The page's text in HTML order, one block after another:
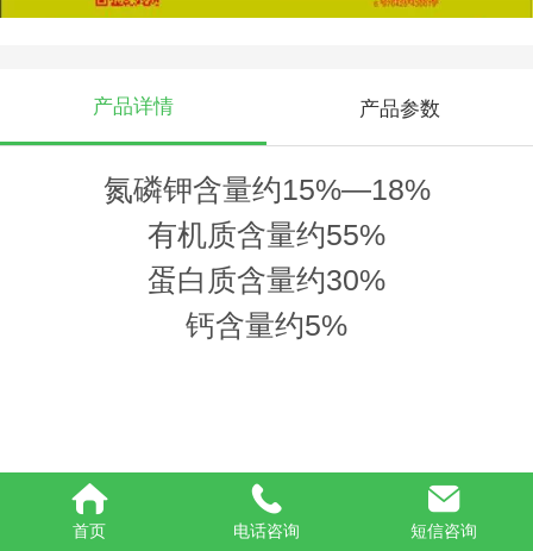
产品详情 产品参数
氮磷钾含量约15%—18%
有机质含量约55%
蛋白质含量约30%
钙含量约5%
首页 电话咨询 短信咨询